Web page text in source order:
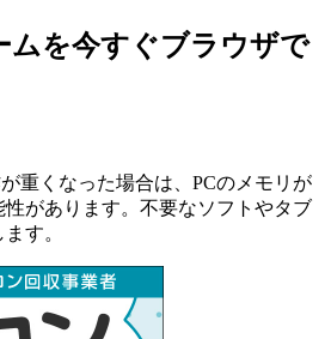
ムを今すぐブラウザで
重くなった場合は、PCのメモリが
があります。不要なソフトやタブ
す。